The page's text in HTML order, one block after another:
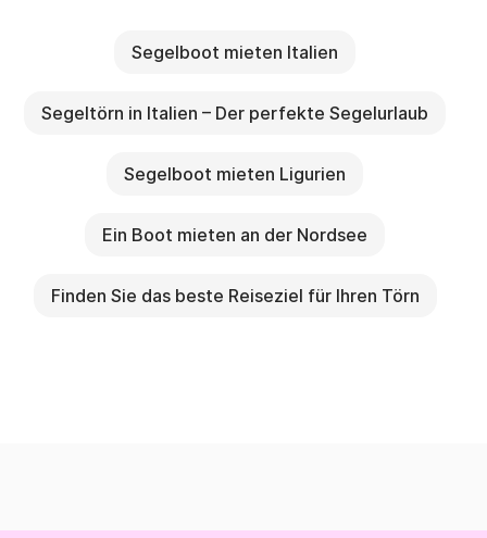
Segelboot mieten Italien
Segeltörn in Italien – Der perfekte Segelurlaub
Segelboot mieten Ligurien
Ein Boot mieten an der Nordsee
Finden Sie das beste Reiseziel für Ihren Törn